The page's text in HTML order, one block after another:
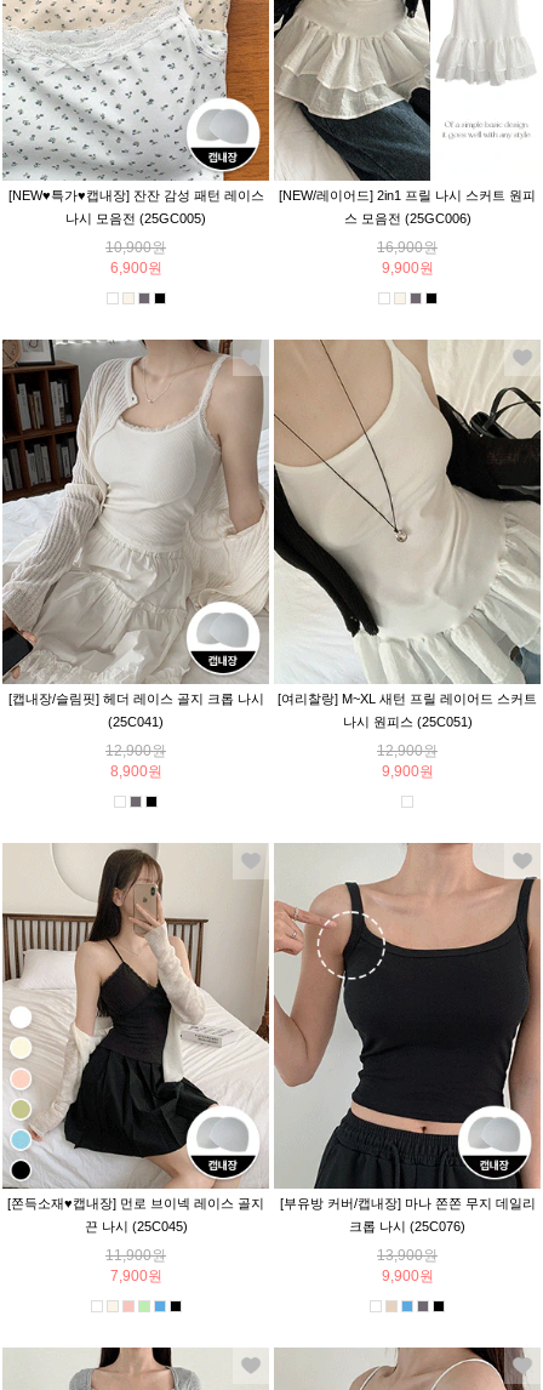
[NEW♥특가♥캡내장] 잔잔 감성 패턴 레이스
나시 모음전 (25GC005)
10,900원
6,900원
[NEW/레이어드] 2in1 프릴 나시 스커트 원피
스 모음전 (25GC006)
16,900원
9,900원
[캡내장/슬림핏] 헤더 레이스 골지 크롭 나시
(25C041)
12,900원
8,900원
[여리찰랑] M~XL 새턴 프릴 레이어드 스커트
나시 원피스 (25C051)
12,900원
9,900원
[쫀득소재♥캡내장] 먼로 브이넥 레이스 골지
끈 나시 (25C045)
11,900원
7,900원
[부유방 커버/캡내장] 마나 쫀쫀 무지 데일리
크롭 나시 (25C076)
13,900원
9,900원